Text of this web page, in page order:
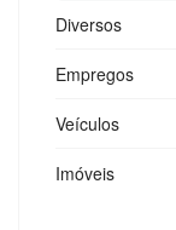
Diversos
Empregos
Veículos
Imóveis